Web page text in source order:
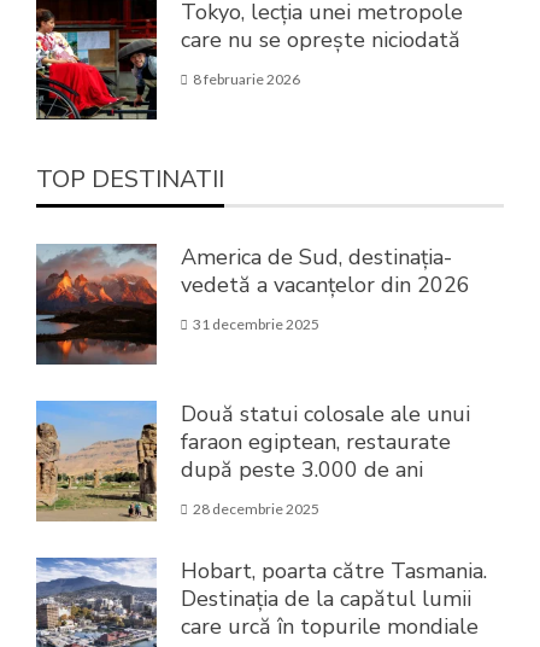
Tokyo, lecția unei metropole
care nu se oprește niciodată
8 februarie 2026
TOP DESTINATII
America de Sud, destinația-
vedetă a vacanțelor din 2026
31 decembrie 2025
Două statui colosale ale unui
faraon egiptean, restaurate
după peste 3.000 de ani
28 decembrie 2025
Hobart, poarta către Tasmania.
Destinația de la capătul lumii
care urcă în topurile mondiale